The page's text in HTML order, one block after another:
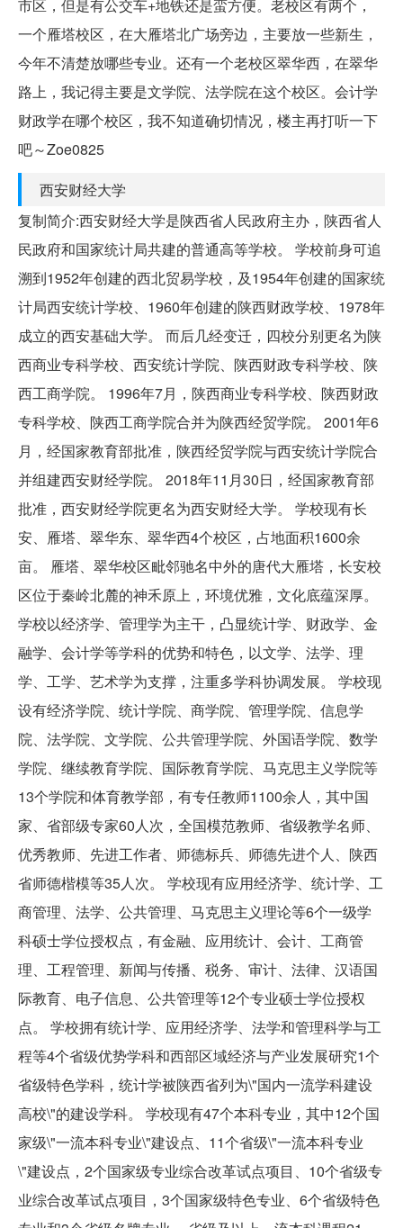
市区，但是有公交车+地铁还是蛮方便。老校区有两个，
一个雁塔校区，在大雁塔北广场旁边，主要放一些新生，
今年不清楚放哪些专业。还有一个老校区翠华西，在翠华
路上，我记得主要是文学院、法学院在这个校区。会计学
财政学在哪个校区，我不知道确切情况，楼主再打听一下
吧～Zoe0825
西安财经大学
复制简介:西安财经大学是陕西省人民政府主办，陕西省人
民政府和国家统计局共建的普通高等学校。 学校前身可追
溯到1952年创建的西北贸易学校，及1954年创建的国家统
计局西安统计学校、1960年创建的陕西财政学校、1978年
成立的西安基础大学。 而后几经变迁，四校分别更名为陕
西商业专科学校、西安统计学院、陕西财政专科学校、陕
西工商学院。 1996年7月，陕西商业专科学校、陕西财政
专科学校、陕西工商学院合并为陕西经贸学院。 2001年6
月，经国家教育部批准，陕西经贸学院与西安统计学院合
并组建西安财经学院。 2018年11月30日，经国家教育部
批准，西安财经学院更名为西安财经大学。 学校现有长
安、雁塔、翠华东、翠华西4个校区，占地面积1600余
亩。 雁塔、翠华校区毗邻驰名中外的唐代大雁塔，长安校
区位于秦岭北麓的神禾原上，环境优雅，文化底蕴深厚。
学校以经济学、管理学为主干，凸显统计学、财政学、金
融学、会计学等学科的优势和特色，以文学、法学、理
学、工学、艺术学为支撑，注重多学科协调发展。 学校现
设有经济学院、统计学院、商学院、管理学院、信息学
院、法学院、文学院、公共管理学院、外国语学院、数学
学院、继续教育学院、国际教育学院、马克思主义学院等
13个学院和体育教学部，有专任教师1100余人，其中国
家、省部级专家60人次，全国模范教师、省级教学名师、
优秀教师、先进工作者、师德标兵、师德先进个人、陕西
省师德楷模等35人次。 学校现有应用经济学、统计学、工
商管理、法学、公共管理、马克思主义理论等6个一级学
科硕士学位授权点，有金融、应用统计、会计、工商管
理、工程管理、新闻与传播、税务、审计、法律、汉语国
际教育、电子信息、公共管理等12个专业硕士学位授权
点。 学校拥有统计学、应用经济学、法学和管理科学与工
程等4个省级优势学科和西部区域经济与产业发展研究1个
省级特色学科，统计学被陕西省列为\"国内一流学科建设
高校\"的建设学科。 学校现有47个本科专业，其中12个国
家级\"一流本科专业\"建设点、11个省级\"一流本科专业
\"建设点，2个国家级专业综合改革试点项目、10个省级专
业综合改革试点项目，3个国家级特色专业、6个省级特色